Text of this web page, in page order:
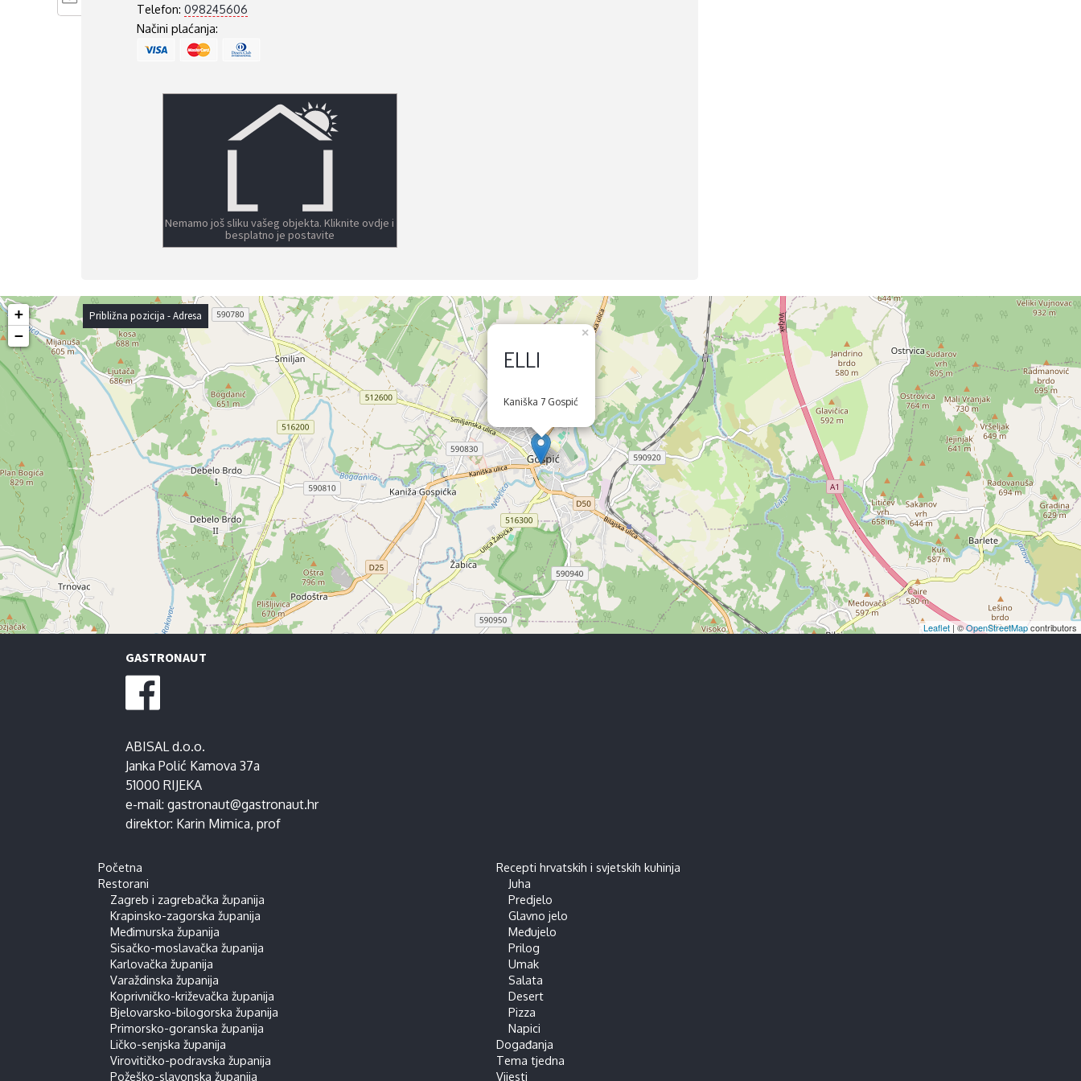
Telefon: 098245606
Načini plaćanja:
Nemamo još sliku vašeg objekta. Kliknite ovdje i
besplatno je postavite
ELLI
Kaniška 7 Gospić
×
+
−
Leaflet | ©OpenStreetMapcontributors
Približna pozicija - Adresa
GASTRONAUT
ABISAL d.o.o.
Janka Polić Kamova 37a
51000 RIJEKA
e-mail: gastronaut@gastronaut.hr
direktor: Karin Mimica, prof
Početna
Restorani
Zagreb i zagrebačka županija
Krapinsko-zagorska županija
Međimurska županija
Sisačko-moslavačka županija
Karlovačka županija
Varaždinska županija
Koprivničko-križevačka županija
Bjelovarsko-bilogorska županija
Primorsko-goranska županija
Ličko-senjska županija
Virovitičko-podravska županija
Požeško-slavonska županija
Recepti hrvatskih i svjetskih kuhinja
Juha
Predjelo
Glavno jelo
Međujelo
Prilog
Umak
Salata
Desert
Pizza
Napici
Događanja
Tema tjedna
Vijesti